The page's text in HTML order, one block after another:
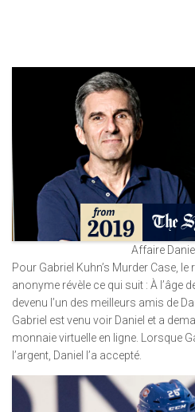
Affaire
Pour Gabriel Kuhn’s Murder Case, le
anonyme révèle ce qui suit : À l’âge
devenu l’un des meilleurs amis de
Gabriel est venu voir Daniel et a
monnaie virtuelle en ligne. Lorsque
l’argent, Daniel l’a accepté.